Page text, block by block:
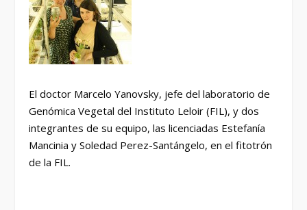
El doctor Marcelo Yanovsky, jefe del laboratorio de
Genómica Vegetal del Instituto Leloir (FIL), y dos
integrantes de su equipo, las licenciadas Estefanía
Mancinia y Soledad Perez-Santángelo, en el fitotrón
de la FIL.